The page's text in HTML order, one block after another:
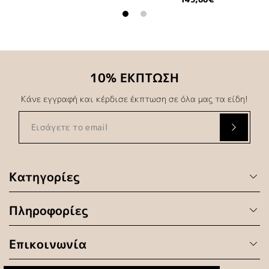
Κατηγορίες
Πληροφορίες
Επικοινωνία
10% ΕΚΠΤΩΣΗ
Κάνε εγγραφή και κέρδισε έκπτωση σε όλα μας τα είδη!